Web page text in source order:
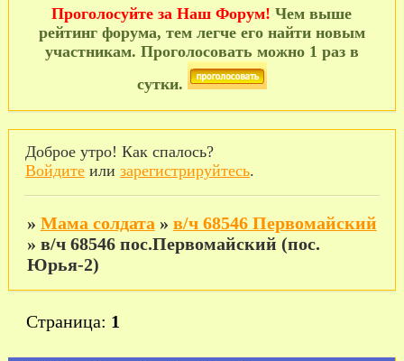
Проголосуйте за Наш Форум! Чем выше
рейтинг форума, тем легче его найти новым
участникам. Проголосовать можно 1 раз в
сутки.
Доброе утро! Как спалось?
Войдитеили зарегистрируйтесь.
» Мама солдата » в/ч 68546 Первомайский
» в/ч 68546 пос.Первомайский (пос.
Юрья-2)
Страница: 1